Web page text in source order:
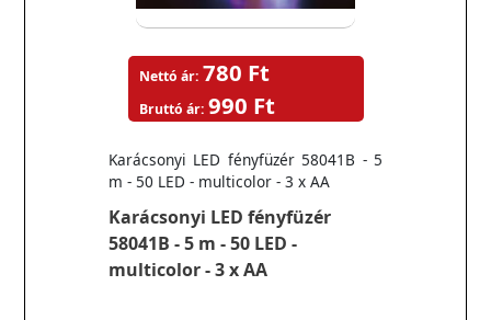
Karácsonyi LED fényfüzér
58041B - 5 m - 50 LED -
multicolor - 3 x AA
Karácsonyi LED fényfüzér 58041B - 5
m - 50 LED - multicolor - 3 x AA
Nettó ár: 780 Ft
Bruttó ár: 990 Ft